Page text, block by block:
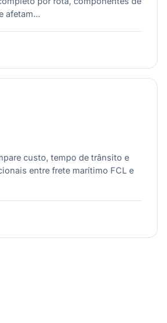
afetam...
custo, tempo de trânsito e
entre frete marítimo FCL e